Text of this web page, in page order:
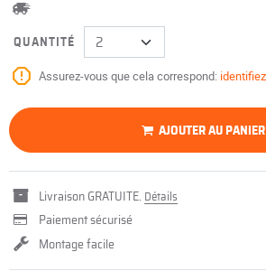
QUANTITÉ
Assurez-vous que cela correspond:
AJOUTER AU PANIER
Livraison GRATUITE. Détails
Paiement sécurisé
Montage facile